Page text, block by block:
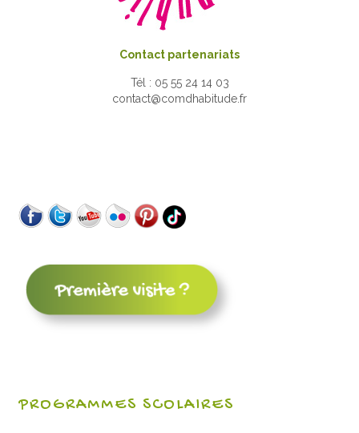
Contact partenariats
Tél : 05 55 24 14 03
contact@comdhabitude.fr
PROGRAMMES SCOLAIRES